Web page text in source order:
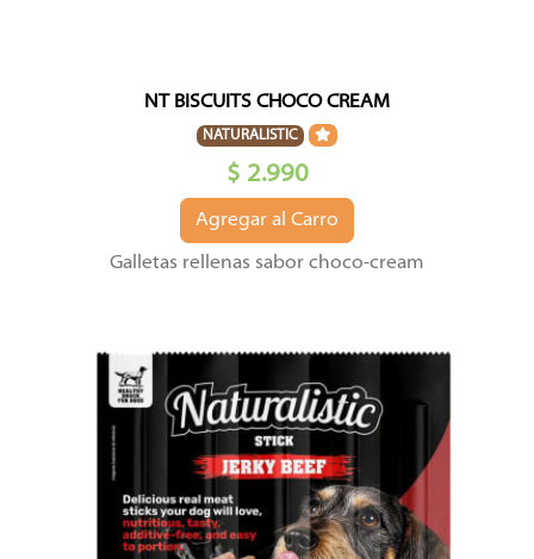
NT BISCUITS CHOCO CREAM
NATURALISTIC
$ 2.990
Agregar al Carro
Galletas rellenas sabor choco-cream